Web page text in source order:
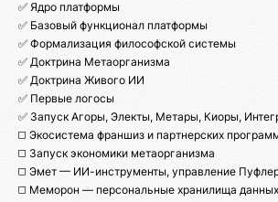
✅ Ядро платформы
✅ Базовый функционал платформы
✅ Формализация философской системы
✅ Доктрина Метаорганизма
✅ Доктрина Живого ИИ
✅ Первые логосы
✅ Запуск Агоры, Электы, Метары, Киоры,
◻️ Экосистема франшиз и партнерских
◻️ Запуск экономики метаорганизма
◻️ Эмет — ИИ-инструменты, управление
◻️ Меморон — персональные хранилища данных